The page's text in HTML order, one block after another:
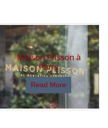
Maison Plisson à
Paris
Read More